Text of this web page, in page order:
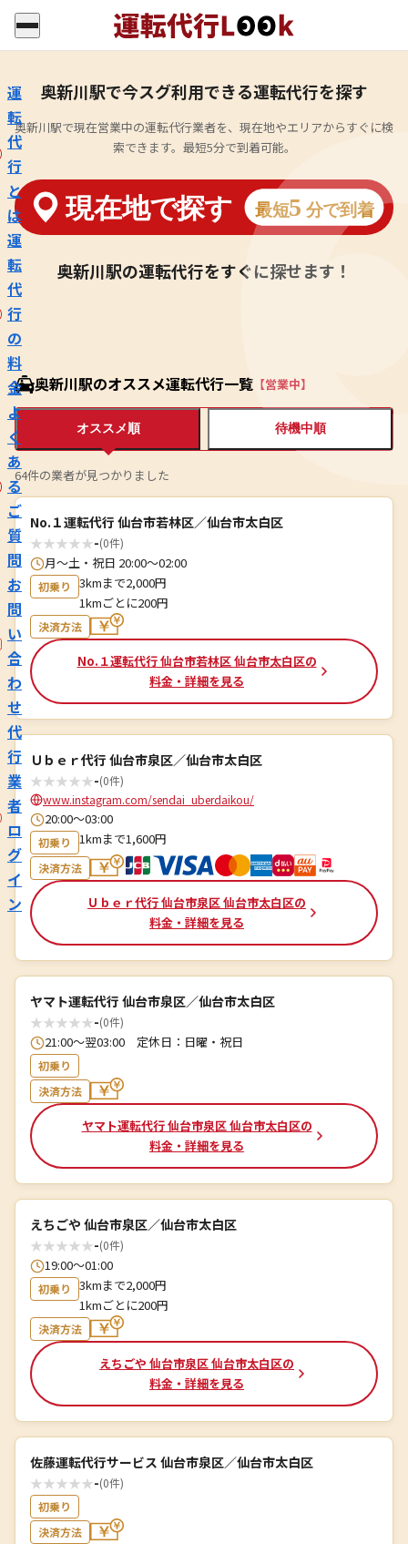
運
転
代
行
と
は
運
転
代
行
の
料
金
よ
く
あ
る
ご
質
問
お
問
い
合
わ
せ
代
行
業
者
ロ
グ
イ
ン
奥新川駅で今スグ利用できる運転代行を探す
奥新川駅で現在営業中の運転代行業者を、現在地やエリアからすぐに検
索できます。最短5分で到着可能。
奥新川駅の運転代行をすぐに探せます！
奥新川駅のオススメ運転代行一覧 【営業中】
オススメ順 待機中順
64件の業者が見つかりました
No.１運転代行 仙台市若林区／仙台市太白区
★★★★★-(0件)
月〜土・祝日 20:00〜02:00
初乗り
3kmまで2,000円
1kmごとに200円
決済方法
No.１運転代行 仙台市若林区 仙台市太白区の
料金・詳細を見る
Ｕｂｅｒ代行 仙台市泉区／仙台市太白区
★★★★★-(0件)
www.instagram.com/sendai_uberdaikou/
20:00〜03:00
初乗り 1kmまで1,600円
決済方法
Ｕｂｅｒ代行 仙台市泉区 仙台市太白区の
料金・詳細を見る
ヤマト運転代行 仙台市泉区／仙台市太白区
★★★★★-(0件)
21:00～翌03:00 定休日：日曜・祝日
初乗り
決済方法
ヤマト運転代行 仙台市泉区 仙台市太白区の
料金・詳細を見る
えちごや 仙台市泉区／仙台市太白区
★★★★★-(0件)
19:00〜01:00
初乗り
3kmまで2,000円
1kmごとに200円
決済方法
えちごや 仙台市泉区 仙台市太白区の
料金・詳細を見る
佐藤運転代行サービス 仙台市泉区／仙台市太白区
★★★★★-(0件)
初乗り
決済方法